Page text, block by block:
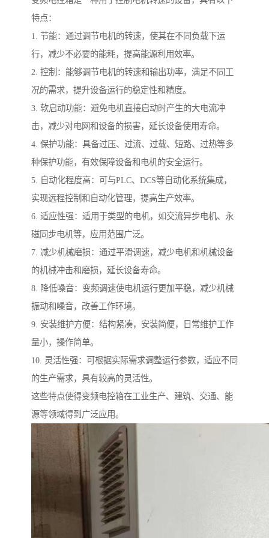
特点：
1. 节能：通过调节电机的转速，使其在不同负载下运
行，减少不必要的能耗，提高能源利用效率。
2. 控制：能够调节电机的转速和输出功率，满足不同工
况的需求，提升设备运行的稳定性和精度。
3. 软启动功能：避免电机直接启动时产生的大电流冲
击，减少对电网和设备的损害，延长设备使用寿命。
4. 保护功能：具备过压、过流、过载、短路、过热等多
种保护功能，有效保障设备和电机的安全运行。
5. 自动化程度高：可与PLC、DCS等自动化系统集成，
实现远程控制和自动化管理，提高生产效率。
6. 适应性强：适用于类型的电机，如交流异步电机、永
磁同步电机等，应用范围广泛。
7. 减少机械磨损：通过平滑调速，减少电机和机械设备
的机械冲击和磨损，延长设备寿命。
8. 降低噪音：变频调速使电机运行更加平稳，减少机械
振动和噪音，改善工作环境。
9. 安装维护方便：结构紧凑，安装简便，日常维护工作
量小，操作简单。
10. 灵活性强：可根据实际需求调整运行参数，适应不同
的生产需求，具有较高的灵活性。
这些特点使得变频电控箱在工业生产、建筑、交通、能
源等领域得到广泛应用。